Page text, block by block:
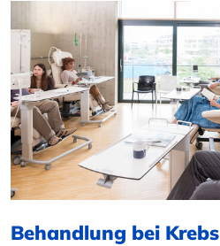
Behandlung bei Krebs